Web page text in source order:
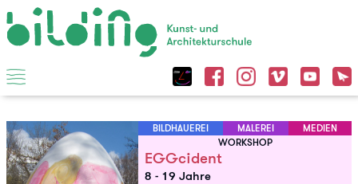
BILDHAUEREI MALEREI
MEDIEN
WORKSHOP
EGGcident
8 - 19 Jahre